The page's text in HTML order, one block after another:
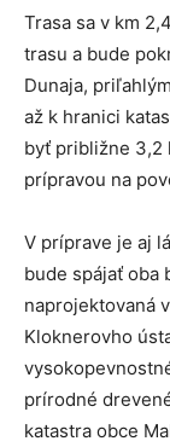
Trasa sa v km
trasu a bude
Dunaja,
až k hranici
byť približne 3,2
prípravou na
V príprave je aj
bude spájať oba
naprojektovaná
Kloknerovho
prírodné
katastra obce